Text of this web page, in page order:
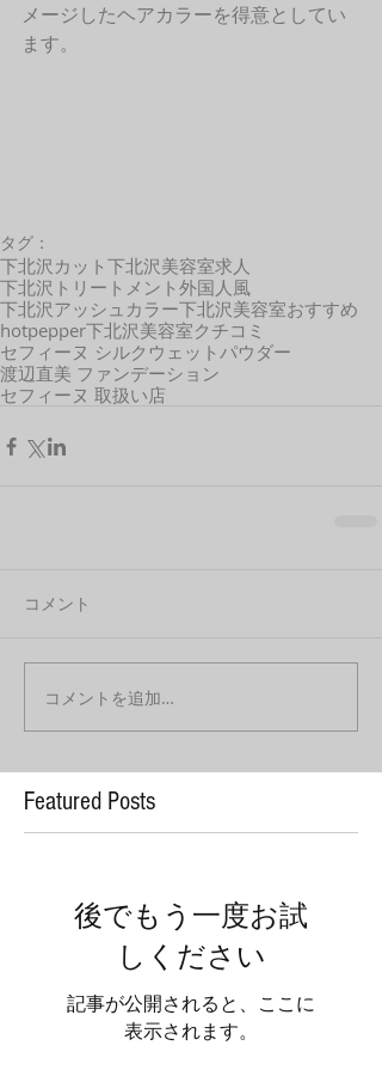
メージしたヘアカラーを得意としてい
ます。
タグ：
下北沢カット 下北沢美容室求人
下北沢トリートメント 外国人風
下北沢アッシュカラー下北沢美容室おすすめ
hotpepper下北沢美容室クチコミ
セフィーヌ シルクウェットパウダー
渡辺直美 ファンデーション
セフィーヌ 取扱い店
コメント
コメントを追加…
Featured Posts
後でもう一度お試
しください
記事が公開されると、ここに
表示されます。